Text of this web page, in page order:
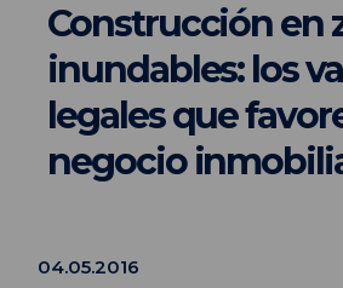
Construcción en
inundables: los
legales que
negocio
04.05.2016